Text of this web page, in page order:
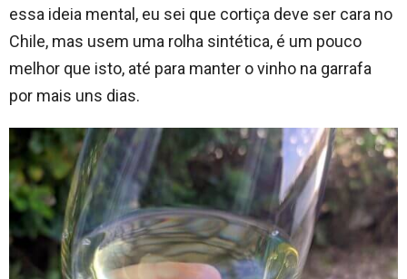
essa ideia mental, eu sei que cortiça deve ser cara no
Chile, mas usem uma rolha sintética, é um pouco
melhor que isto, até para manter o vinho na garrafa
por mais uns dias.